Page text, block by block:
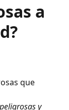
a
que
y